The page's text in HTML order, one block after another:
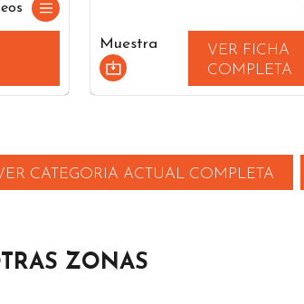
Muestra
VER FICHA
COMPLETA
CATEGORIA ACTUAL COMPLETA
ZONAS